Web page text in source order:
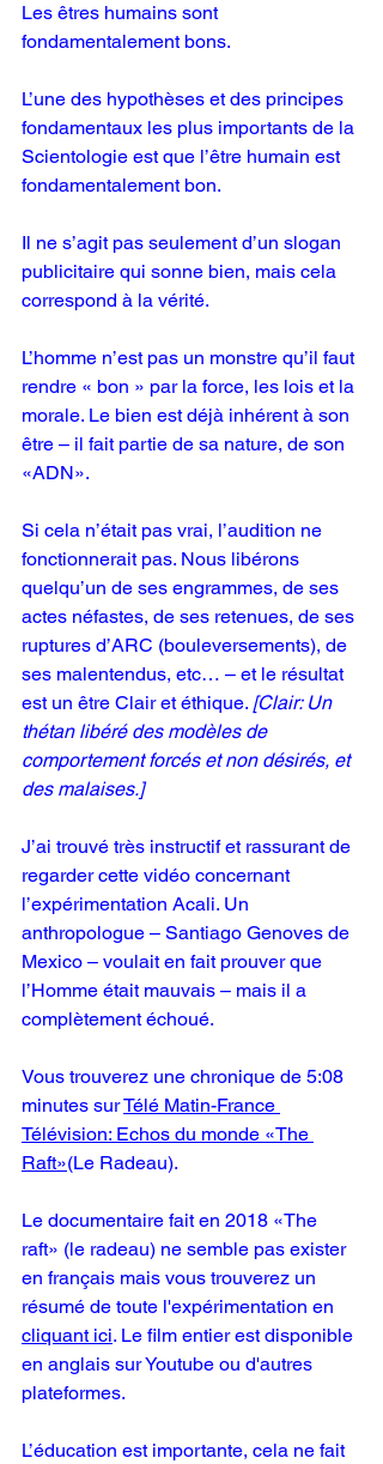
Les êtres humains sont
fondamentalement bons.
L’une des hypothèses et des principes
fondamentaux les plus importants de la
Scientologie est que l’être humain est
fondamentalement bon.
Il ne s’agit pas seulement d’un slogan
publicitaire qui sonne bien, mais cela
correspond à la vérité.
L’homme n’est pas un monstre qu’il faut
rendre « bon » par la force, les lois et la
morale. Le bien est déjà inhérent à son
être – il fait partie de sa nature, de son
«ADN».
Si cela n’était pas vrai, l’audition ne
fonctionnerait pas. Nous libérons
quelqu’un de ses engrammes, de ses
actes néfastes, de ses retenues, de ses
ruptures d’ARC (bouleversements), de
ses malentendus, etc… – et le résultat
est un être Clair et éthique. [Clair: Un
thétan libéré des modèles de
comportement forcés et non désirés, et
des malaises.]
J’ai trouvé très instructif et rassurant de
regarder cette vidéo concernant
l’expérimentation Acali. Un
anthropologue – Santiago Genoves de
Mexico – voulait en fait prouver que
l’Homme était mauvais – mais il a
complètement échoué.
Vous trouverez une chronique de 5:08
minutes sur Télé Matin-France
Télévision: Echos du monde «The
Raft»(Le Radeau).
Le documentaire fait en 2018 «The
raft» (le radeau) ne semble pas exister
en français mais vous trouverez un
résumé de toute l'expérimentation en
cliquant ici. Le film entier est disponible
en anglais sur Youtube ou d'autres
plateformes.
L’éducation est importante, cela ne fait